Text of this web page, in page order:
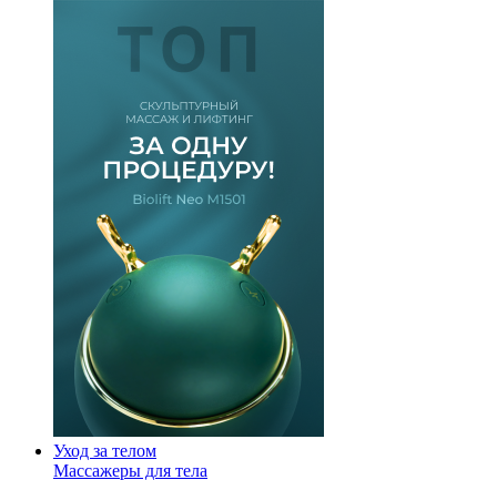
Уход за телом
Массажеры для тела